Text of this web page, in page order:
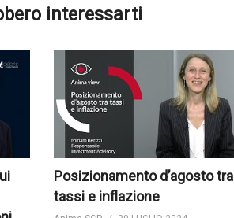
interessarti
Posizionamento d’agosto tra
tassi e inflazione